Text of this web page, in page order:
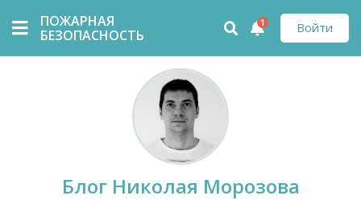
ПОЖАРНАЯ
БЕЗОПАСНОСТЬ
Войти
1
Блог Николая Морозова